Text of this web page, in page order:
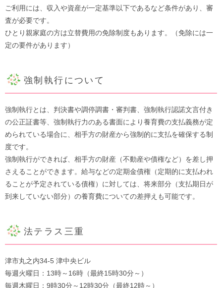
ご利用には、収入や資産が一定基準以下であるなど条件があり、審
査が必要です。
ひとり親家庭の方は立替費用の免除制度もあります。（免除には一
定の要件があります）
強制執行について
強制執行とは、判決書や調停調書・審判書、強制執行認諾文言付き
の公正証書等、強制執行力のある書面により養育費の支払義務が定
められている場合に、相手方の財産から強制的に支払を確保する制
度です。
強制執行ができれば、相手方の財産（不動産や債権など）を差し押
さえることができます。給与などの定期金債権（定期的に支払われ
ることが予定されている債権）に対しては、将来部分（支払期日が
到来していない部分）の養育費についての差押えも可能です。
法テラス三重
津市丸之内34-5 津中央ビル
毎週火曜日：13時～16時（最終15時30分～）
毎週木曜日：9時30分～12時30分（最終12時～）